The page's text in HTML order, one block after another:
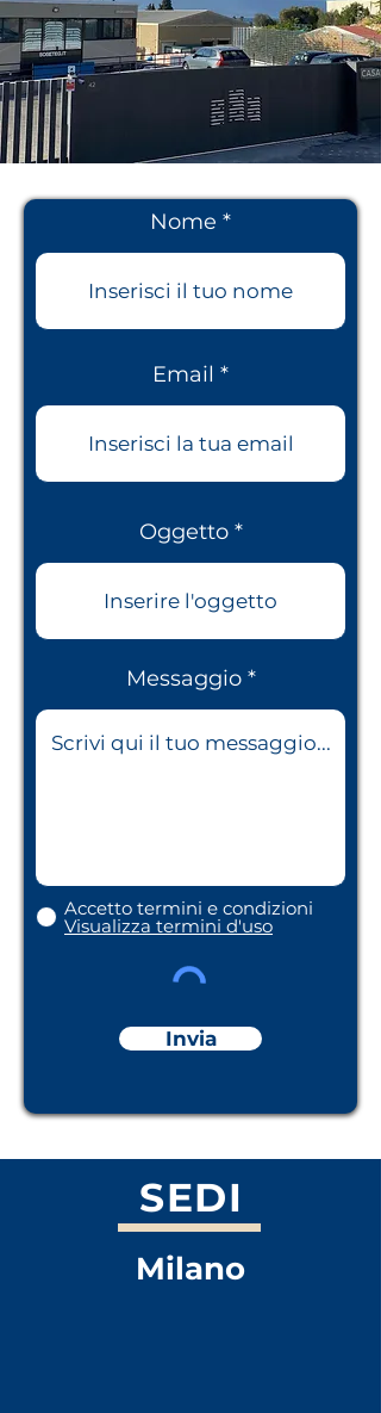
Nome
Email
Oggetto
Messaggio
Accetto termini e condizioni
Visualizza termini d'uso
Invia
SEDI
Milano